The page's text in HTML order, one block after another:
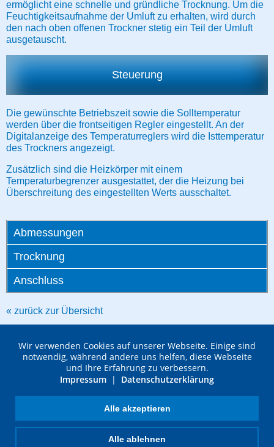
ermöglicht eine schnelle und gründliche Trocknung. Um die
Feuchtigkeitsaufnahme der Umluft zu erhalten, wird durch
den nach oben offenen Trockner stetig ein Teil der Umluft
ausgetauscht.
Steuerung
Die gewünschte Betriebszeit sowie die Solltemperatur
werden über die frontseitigen Regler eingestellt. An der
Digitalanzeige des Temperaturreglers wird die Isttemperatur
des Trockners angezeigt.
Zusätzlich sind die Heizkörper mit einem
Temperaturbegrenzer ausgestattet, der die Heizung bei
Überschreitung des eingestellten Werts ausschaltet.
Abmessungen
Trocknung
Anschluss
« zurück zur Übersicht
FST Drytec GmbH
Wir verwenden Cookies auf unserer Webseite. Einige sind
notwendig, während andere uns helfen, diese Webseite
und Ihre Erfahrung zu verbessern.
Impressum | Datenschutzerklärung
Alle ablehnen
Alle akzeptieren